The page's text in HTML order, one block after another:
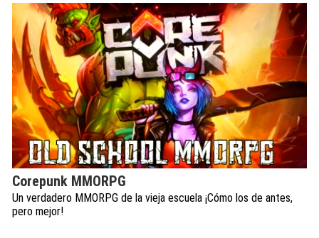
Corepunk MMORPG
Un verdadero MMORPG de la vieja escuela ¡Cómo los de antes,
pero mejor!